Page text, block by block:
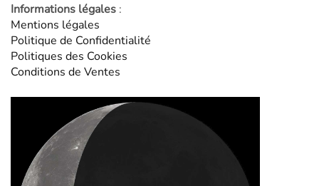
Informations légales :
Mentions légales
Politique de Confidentialité
Politiques des Cookies
Conditions de Ventes